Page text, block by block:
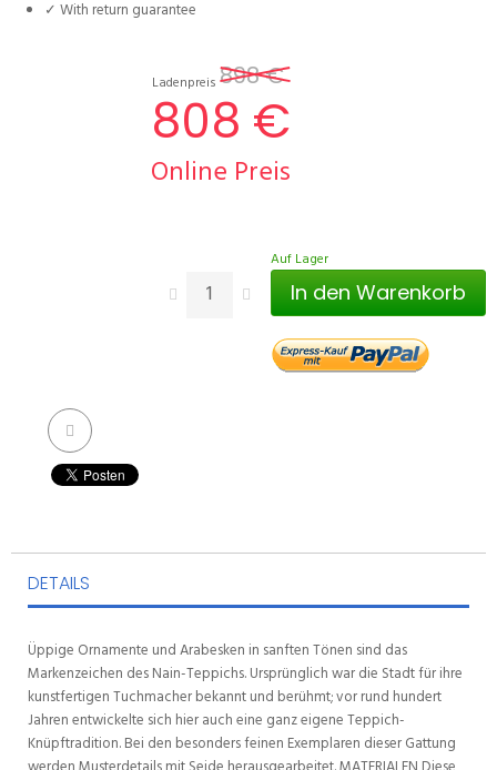
✓ With return guarantee
Ladenpreis 898 €
808 €
Online Preis
Auf Lager
In den Warenkorb
DETAILS
Üppige Ornamente und Arabesken in sanften Tönen sind das
Markenzeichen des Nain-Teppichs. Ursprünglich war die Stadt für ihre
kunstfertigen Tuchmacher bekannt und berühmt; vor rund hundert
Jahren entwickelte sich hier auch eine ganz eigene Teppich-
Knüpftradition. Bei den besonders feinen Exemplaren dieser Gattung